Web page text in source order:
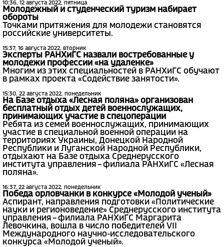
10:36, 12 августа 2022, пятница
Молодежный и студенческий туризм набирает
обороты
Точками притяжения для молодежи становятся
российские университеты.
15:37, 16 августа 2022, вторник
Эксперты РАНХиГС назвали востребованные у
молодежи профессии «на удаленке»
Многим из этих специальностей в РАНХиГС обучают
в рамках проекта «Содействие занятости».
15:30, 22 августа 2022, понедельник
На Базе отдыха «Лесная поляна» организован
бесплатный отдых детей военнослужащих,
принимающих участие в спецоперации
Ребята из семей военнослужащих, принимающих
участие в специальной военной операции на
территориях Украины, Донецкой Народной
Республики и Луганской Народной Республики,
отдыхают на Базе отдыха Среднерусского
института управления – филиала РАНХиГС «Лесная
поляна».
16:37, 22 августа 2022, понедельник
Победа орловчанки в конкурсе «Молодой ученый»
Аспирант, направления подготовки «Политические
науки и регионоведение» Среднерусского института
управления – филиала РАНХиГС Маргарита
Левочкина, вошла в число победителей VII
Международного научно-исследовательского
конкурса «Молодой ученый».